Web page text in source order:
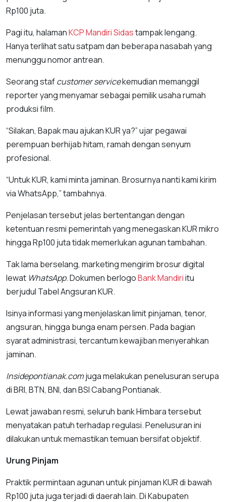
Rp100 juta.
Pagi itu, halamanKCP Mandiri Sidastampak lengang.
Hanya terlihat satu satpam dan beberapa nasabah yang
menunggu nomor antrean.
Seorang stafcustomer servicekemudian memanggil
reporter yang menyamar sebagai pemilik usaha rumah
produksi film.
“Silakan, Bapak mau ajukan KUR ya?” ujar pegawai
perempuan berhijab hitam, ramah dengan senyum
profesional.
“Untuk KUR, kami minta jaminan. Brosurnya nanti kami kirim
via WhatsApp,” tambahnya.
Penjelasan tersebut jelas bertentangan dengan
ketentuan resmi pemerintah yang menegaskan KUR mikro
hingga Rp100 juta tidak memerlukan agunan tambahan.
Tak lama berselang, marketing mengirim brosur digital
lewat WhatsApp. Dokumen berlogoBank Mandiriitu
berjudul Tabel Angsuran KUR.
Isinya informasi yang menjelaskan limit pinjaman, tenor,
angsuran, hingga bunga enam persen. Pada bagian
syarat administrasi, tercantum kewajiban menyerahkan
jaminan.
Insidepontianak.comjuga melakukan penelusuran serupa
di BRI, BTN, BNI, dan BSI Cabang Pontianak.
Lewat jawaban resmi, seluruh bank Himbara tersebut
menyatakan patuh terhadap regulasi. Penelusuran ini
dilakukan untuk memastikan temuan bersifat objektif.
Urung Pinjam
Praktik permintaan agunan untuk pinjaman KUR di bawah
Rp100 juta juga terjadi di daerah lain. Di Kabupaten